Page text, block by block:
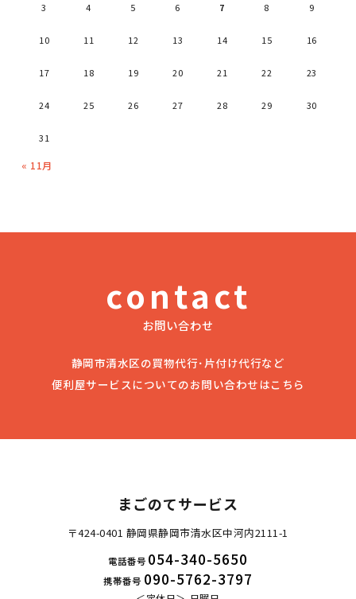
3 4 5 6 7 8 9
10 11 12 13 14 15 16
17 18 19 20 21 22 23
24 25 26 27 28 29 30
31
« 11月
contact
お問い合わせ
静岡市清水区の買物代行･片付け代行など
便利屋サービスについてのお問い合わせはこちら
まごのてサービス
〒424-0401 静岡県静岡市清水区中河内2111-1
電話番号 054-340-5650
携帯番号 090-5762-3797